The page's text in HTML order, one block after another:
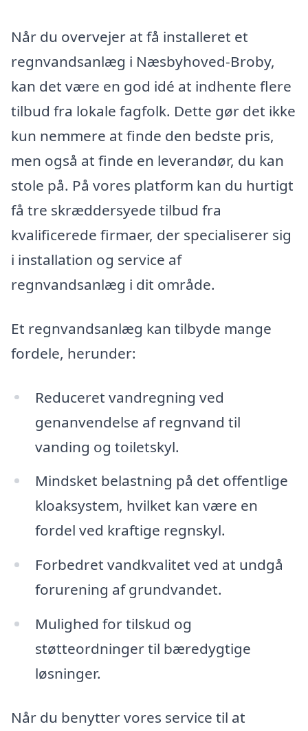
Når du overvejer at få installeret et
regnvandsanlæg i Næsbyhoved-Broby,
kan det være en god idé at indhente flere
tilbud fra lokale fagfolk. Dette gør det ikke
kun nemmere at finde den bedste pris,
men også at finde en leverandør, du kan
stole på. På vores platform kan du hurtigt
få tre skræddersyede tilbud fra
kvalificerede firmaer, der specialiserer sig
i installation og service af
regnvandsanlæg i dit område.
Et regnvandsanlæg kan tilbyde mange
fordele, herunder:
Reduceret vandregning ved
genanvendelse af regnvand til
vanding og toiletskyl.
Mindsket belastning på det offentlige
kloaksystem, hvilket kan være en
fordel ved kraftige regnskyl.
Forbedret vandkvalitet ved at undgå
forurening af grundvandet.
Mulighed for tilskud og
støtteordninger til bæredygtige
løsninger.
Når du benytter vores service til at